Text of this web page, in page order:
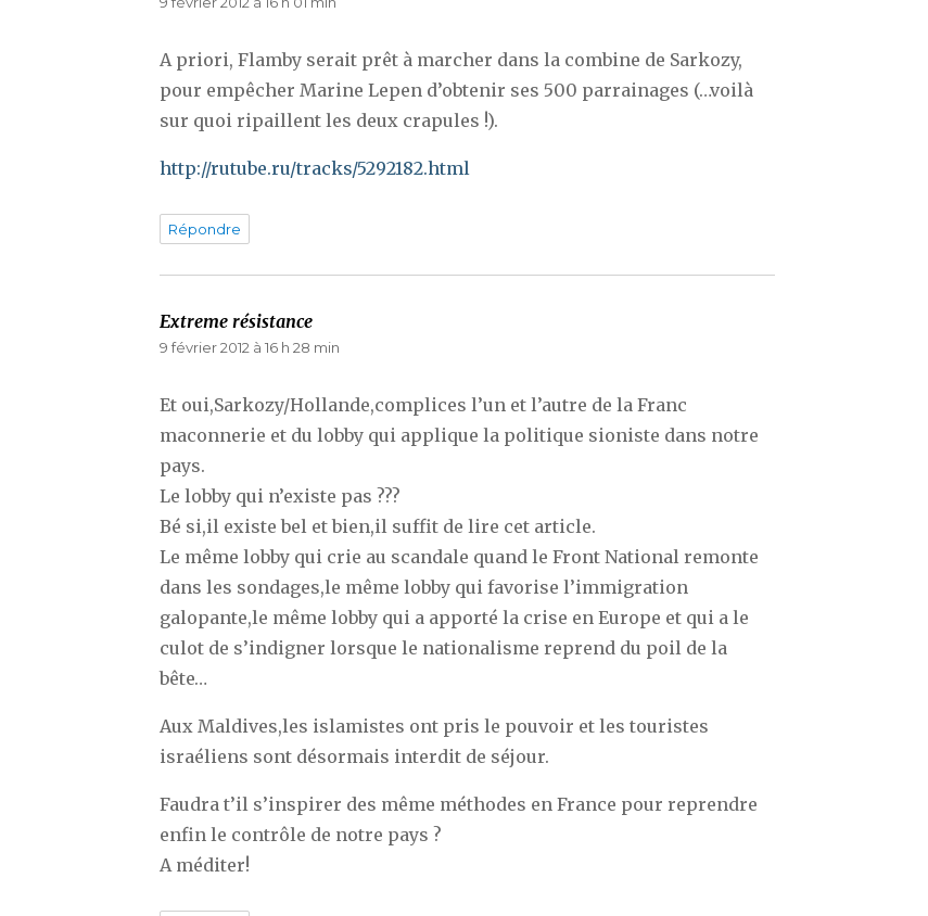
A priori, Flamby serait prêt à marcher dans la combine de Sarkozy,
pour empêcher Marine Lepen d’obtenir ses 500 parrainages (…voilà
sur quoi ripaillent les deux crapules !).
http://rutube.ru/tracks/5292182.html
Répondre
Extreme résistance
9 février 2012 à 16 h 28 min
Et oui,Sarkozy/Hollande,complices l’un et l’autre de la Franc
maconnerie et du lobby qui applique la politique sioniste dans notre
pays.
Le lobby qui n’existe pas ???
Bé si,il existe bel et bien,il suffit de lire cet article.
Le même lobby qui crie au scandale quand le Front National remonte
dans les sondages,le même lobby qui favorise l’immigration
galopante,le même lobby qui a apporté la crise en Europe et qui a le
culot de s’indigner lorsque le nationalisme reprend du poil de la
bête…
Aux Maldives,les islamistes ont pris le pouvoir et les touristes
israéliens sont désormais interdit de séjour.
Faudra t’il s’inspirer des même méthodes en France pour reprendre
enfin le contrôle de notre pays ?
A méditer!